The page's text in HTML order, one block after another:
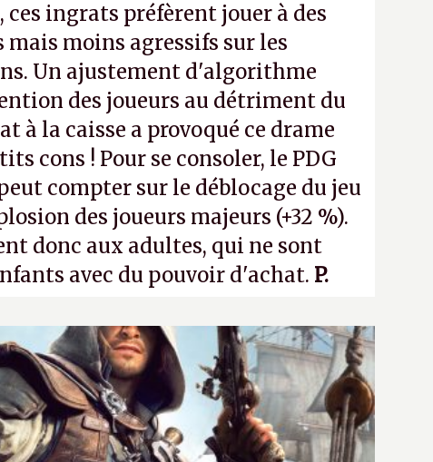
ces ingrats préfèrent jouer à des
moins agressifs sur les
Un ajustement d'algorithme
des joueurs au détriment du
à la caisse a provoqué ce drame
cons ! Pour se consoler, le PDG
compter sur le déblocage du jeu
des joueurs majeurs (+32 %).
donc aux adultes, qui ne sont
avec du pouvoir d'achat. P.